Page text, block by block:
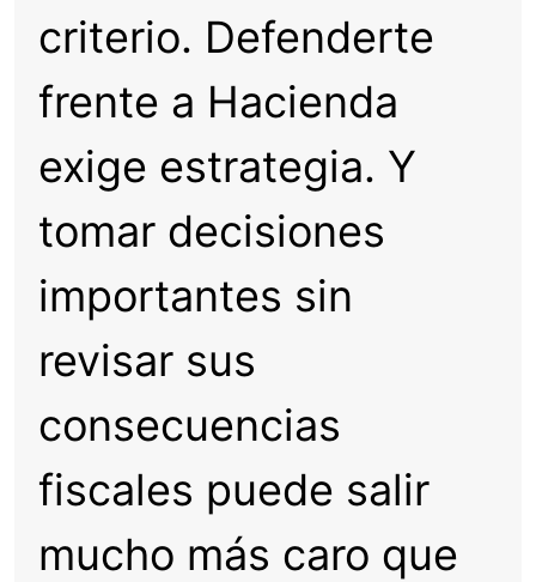
criterio. Defenderte
frente a Hacienda
exige estrategia. Y
tomar decisiones
importantes sin
revisar sus
consecuencias
fiscales puede salir
mucho más caro que